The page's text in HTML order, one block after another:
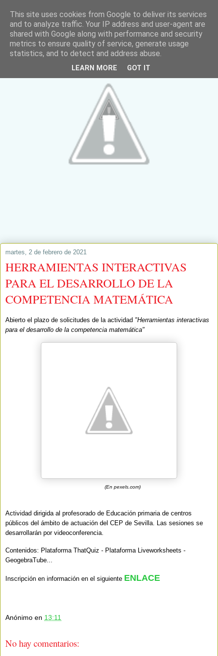
martes, 2 de febrero de 2021
HERRAMIENTAS INTERACTIVAS
PARA EL DESARROLLO DE LA
COMPETENCIA MATEMÁTICA
Abierto el plazo de solicitudes de la actividad "Herramientas interactivas
para el desarrollo de la competencia matemática"
(En pexels.com)
Actividad dirigida al profesorado de Educación primaria de centros
públicos del ámbito de actuación del CEP de Sevilla. Las sesiones se
desarrollarán por videoconferencia.
Contenidos: Plataforma ThatQuiz - Plataforma Liveworksheets -
GeogebraTube...
Inscripción en información en el siguiente ENLACE
Anónimo en 13:11
No hay comentarios:
This site uses cookies from Google to deliver its services
and to analyze traffic. Your IP address and user-agent are
shared with Google along with performance and security
metrics to ensure quality of service, generate usage
statistics, and to detect and address abuse.
LEARN MORE GOT IT